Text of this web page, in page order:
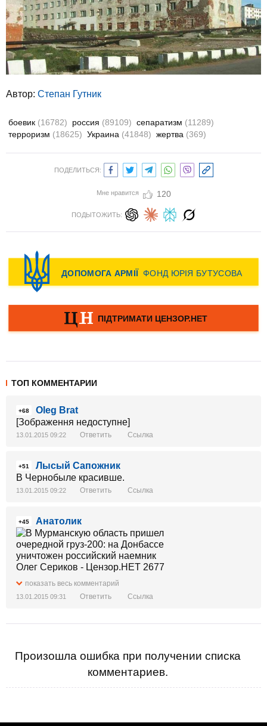
Автор: Степан Гутник
боевик (16782) россия (89109) сепаратизм (11289)
терроризм (18625) Украина (41848) жертва (369)
ПОДЕЛИТЬСЯ:
Мне нравится 120
ПОДЫТОЖИТЬ:
ТОП КОММЕНТАРИИ
+68
Oleg Brat
[Зображення недоступне]
13.01.2015 09:22 Ответить Ссылка
+51
Лысый Сапожник
В Чернобыле красивше.
13.01.2015 09:22 Ответить Ссылка
+45 Анатолик
показать весь комментарий
13.01.2015 09:31 Ответить Ссылка
Произошла ошибка при получении списка
комментариев.